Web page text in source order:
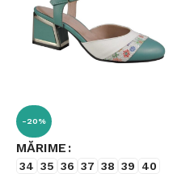
-20%
MĂRIME
34 35 36 37 38 39
40